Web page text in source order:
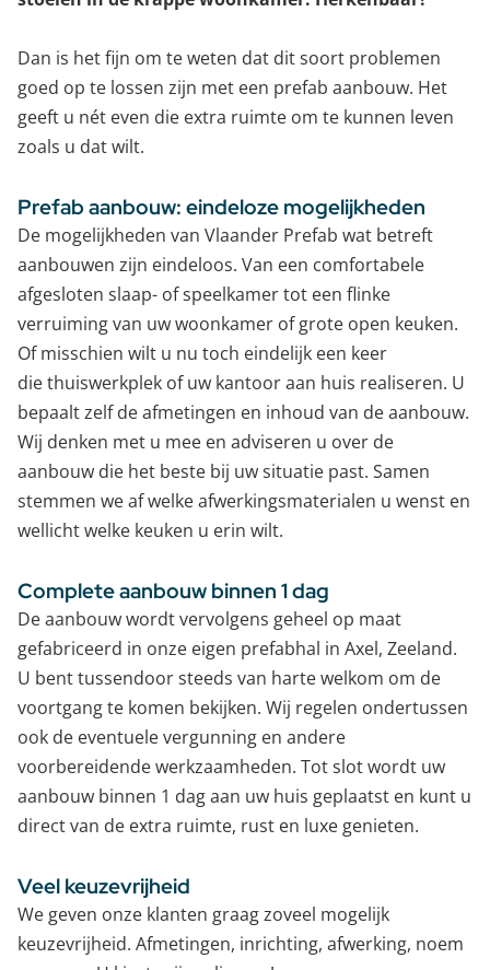
Dan is het fijn om te weten dat dit soort problemen
goed op te lossen zijn met een prefab aanbouw. Het
geeft u nét even die extra ruimte om te kunnen leven
zoals u dat wilt.
Prefab aanbouw: eindeloze mogelijkheden
De mogelijkheden van Vlaander Prefab wat betreft
aanbouwen zijn eindeloos. Van een comfortabele
afgesloten slaap- of speelkamer tot een flinke
verruiming van uw woonkamer of grote open keuken.
Of misschien wilt u nu toch eindelijk een keer
diethuiswerkplek of uw kantoor aan huis realiseren. U
bepaalt zelf de afmetingen en inhoud van de aanbouw.
Wij denken met u mee en adviseren u over de
aanbouw die het beste bij uw situatie past. Samen
stemmen we af welke afwerkingsmaterialen u wenst en
wellicht welke keuken u erin wilt.
Complete aanbouw binnen 1 dag
De aanbouw wordt vervolgens geheel op maat
gefabriceerd in onze eigen prefabhal in Axel, Zeeland.
U bent tussendoor steeds van harte welkom om de
voortgang te komen bekijken. Wij regelen ondertussen
ook de eventuele vergunning en andere
voorbereidende werkzaamheden. Tot slot wordt uw
aanbouw binnen 1 dag aan uw huis geplaatst en kunt u
direct van de extra ruimte, rust en luxe genieten.
Veel keuzevrijheid
We geven onze klanten graag zoveel mogelijk
keuzevrijheid. Afmetingen, inrichting, afwerking, noem